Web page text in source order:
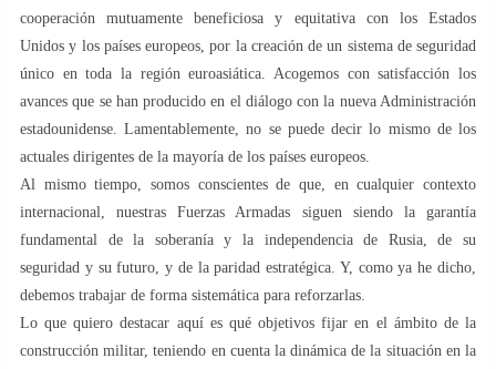
cooperación mutuamente beneficiosa y equitativa con los Estados
Unidos y los países europeos, por la creación de un sistema de seguridad
único en toda la región euroasiática. Acogemos con satisfacción los
avances que se han producido en el diálogo con la nueva Administración
estadounidense. Lamentablemente, no se puede decir lo mismo de los
actuales dirigentes de la mayoría de los países europeos.
Al mismo tiempo, somos conscientes de que, en cualquier contexto
internacional, nuestras Fuerzas Armadas siguen siendo la garantía
fundamental de la soberanía y la independencia de Rusia, de su
seguridad y su futuro, y de la paridad estratégica. Y, como ya he dicho,
debemos trabajar de forma sistemática para reforzarlas.
Lo que quiero destacar aquí es qué objetivos fijar en el ámbito de la
construcción militar, teniendo en cuenta la dinámica de la situación en la